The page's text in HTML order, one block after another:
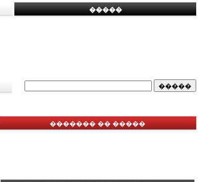
�����
������� �� �����